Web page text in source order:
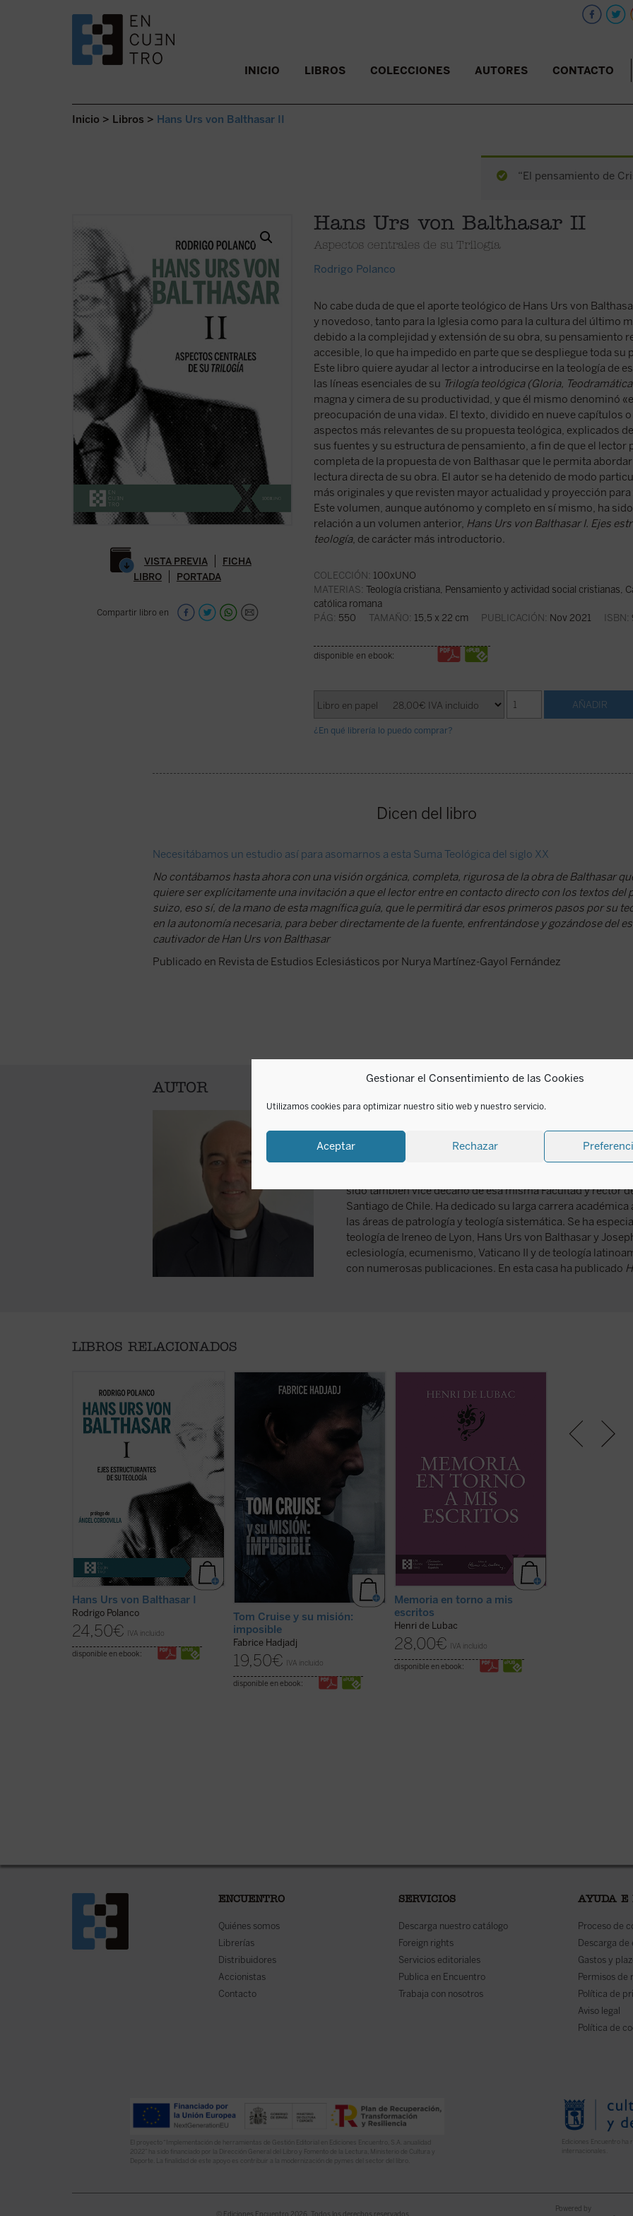
Gestionar el Consentimiento de las Cookies
Utilizamos cookies para optimizar nuestro sitio web y nuestro servicio.
Aceptar Rechazar
SALTAR AL CONTENIDO. INICIO LIBROS COLECCIONES AUTORES CONTACTO
Inicio > Libros > Hans Urs von Balthasar II
“El pensamiento de
VISTA PREVIA
FICHA
LIBRO
PORTADA
Compartir libro en
Hans Urs von Balthasar II
Aspectos centrales de su Trilogía
Rodrigo Polanco
No cabe duda de que el aporte teológico de Hans Urs von
y novedoso, tanto para la Iglesia como para la cultura del último
debido a la complejidad y extensión de su obra, su pensamiento
accesible, lo que ha impedido en parte que se despliegue toda su
Este libro quiere ayudar al lector a introducirse en la teología de
las líneas esenciales de su Trilogía teológica (Gloria,
magna y cimera de su productividad, y que él mismo denominó
preocupación de una vida». El texto, dividido en nueve capítulos
aspectos más relevantes de su propuesta teológica, explicados
sus fuentes y su estructura de pensamiento, a fin de que el lector
completa de la propuesta de von Balthasar que le permita
lectura directa de su obra. El autor se ha detenido de modo
más originales y que revisten mayor actualidad y proyección
Este volumen, aunque autónomo y completo en sí mismo, ha
relación a un volumen anterior, Hans Urs von Balthasar I. Ejes
teología, de carácter más introductorio.
COLECCIÓN: 100xUNO
MATERIAS: Teología cristiana, Pensamiento y actividad social cristianas
católica romana
PÁG: 550 TAMAÑO: 15,5 x 22 cm PUBLICACIÓN: Nov 2021 ISBN:
disponible en ebook:
¿En qué librería lo puedo comprar?
Dicen del libro
Necesitábamos un estudio así para asomarnos a esta Suma Teológica del siglo XX
No contábamos hasta ahora con una visión orgánica, completa, rigurosa de la obra de Balthasar
quiere ser explícitamente una invitación a que el lector entre en contacto directo con los textos del
suizo, eso sí, de la mano de esta magnífica guía, que le permitirá dar esos primeros pasos por su
en la autonomía necesaria, para beber directamente de la fuente, enfrentándose y gozándose del
cautivador de Han Urs von Balthasar
Publicado en Revista de Estudios Eclesiásticos por Nurya Martínez-Gayol Fernández
AUTOR
Rodrigo Polanco es presbítero diocesano y doctor en
profesor titular de la Facultad de Teología de la Pontificia
sido también vice decano de esa misma Facultad y rector
Santiago de Chile. Ha dedicado su larga carrera
las áreas de patrología y teología sistemática. Se ha
teología de Ireneo de Lyon, Hans Urs von Balthasar y
eclesiología, ecumenismo, Vaticano II y de teología
con numerosas publicaciones. En esta casa ha publicado
LIBROS RELACIONADOS
Este libro quiere introducir al
lector en el pensamiento
teológico de von Balthasar a
partir de su Trilogía (Gloria,
Teodramática
Teológica),
considerada su obra cumbre y que
recoge en buena medida su
producción anterior. Se trata de
mostrar el talante general de su
persona y su vida, exponer ...
ficha)
Hans Urs von Balthasar I
Rodrigo Polanco
24,50€ IVA incluido
disponible en ebook:
Hadjadj mira a Tom Cruise más
allá del cine. Cuando un actor se
convierte en símbolo de una
generación, inevitablemente
refleja algo de su época. Por eso,
al hablar de Tom, hablamos
también de toda la humanidad.
Entre filosofía, teología y cultura
popular, este libro nos invita a
recordar que: vivir puede ...
ficha)
Tom Cruise y su misión:
imposible
Fabrice Hadjadj
19,50€ IVA incluido
disponible en ebook:
Este volumen incluyeMemoria
sobre mis primeros veinte años
Memoria en torno a mis escritos
Ambas Memorias nos permiten
conocer la vida y la obra de Henri
de Lubac desde su nacimiento en
1896 hasta el final de su período
militar en 1917, y desde el
comienzo de su vida como
profesor en 1929 hasta ...
Memoria en torno a mis
escritos
Henri de Lubac
28,00€ IVA incluido
disponible en ebook:
ensayo son
hecho
lo largo de la
ENCUENTRO
Quiénes somos
Librerías
Distribuidores
Accionistas
Contacto
SERVICIOS
Descarga nuestro catálogo
Foreign rights
Servicios editoriales
Publica en Encuentro
Trabaja con nosotros
AYUDA E
Proceso de
Descarga de
Gastos y
Permisos de
Política de
Aviso legal
Política de
El proyecto “Implementación de herramientas de Gestión Editorial en Ediciones Encuentro, S.A. anualidad
2022” ha sido financiado por la Dirección General del Libro y Fomento de la Lectura, Ministerio de Cultura y
Deporte. La finalidad de este apoyo es contribuir a la modernización de pymes del sector del libro.
Ediciones Encuentro
Powered by